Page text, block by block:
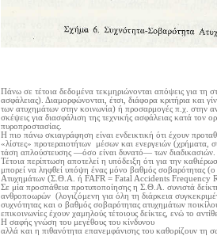
Πάνω σε τέτοια δεδομένα τεκμηριώνονται απόψεις για τη
ασφάλειας). Διαμορφώνονται, έτσι, διάφορα κριτήρια και
των ατυχημάτων στην κοινωνία) ή προσαρμογές π.χ. στην
σκέψεις για διασφάλιση της τεχνικής ασφάλειας κατά τον
πυροπροστασίας.
Η πιο πάνω σκιαγράφηση είναι ενδεικτική ότι έχουν
«λίστες» προτεραιοτήτων μέσων και ενεργειών (χρήματα,
τάση απλούστευσης —όσο είναι δυνατό— των διαδικασιών.
Τέτοια περίπτωση αποτελεί η υπόδειξη ότι για την
μπορεί να ληφθεί υπόψη ένας μόνο βαθμός σοβαρότητας
Ατυχημάτων (Σ.Θ.Α. ή FAFR = Fatal Accidents Frequency
Σε μία προσπάθεια προτυποποίησης η Σ.Θ.Α. συνιστά
ανθροποωρών (λογιζόμενη για όλη τη διάρκεια
συχνότητας και ο βαθμός σοβαρότητας ατυχημάτων
επικοινωνίες έχουν χαμηλούς τέτοιους δείκτες, ενώ το
Η σαφής γνώση του μεγέθους του κίνδυνου
αλλά και η πιθανότητα επανεμφάνισης του καθορίζουν